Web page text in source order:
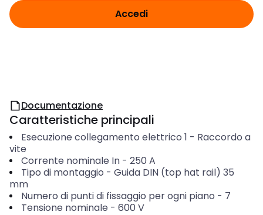
Accedi
Documentazione
Caratteristiche principali
Esecuzione collegamento elettrico 1 - Raccordo a
vite
Corrente nominale In- 250 A
Tipo di montaggio - Guida DIN (top hat rail) 35
mm
Numero di punti di fissaggio per ogni piano - 7
Tensione nominale - 600 V